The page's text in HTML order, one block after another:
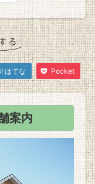
はてな Pocket
案内